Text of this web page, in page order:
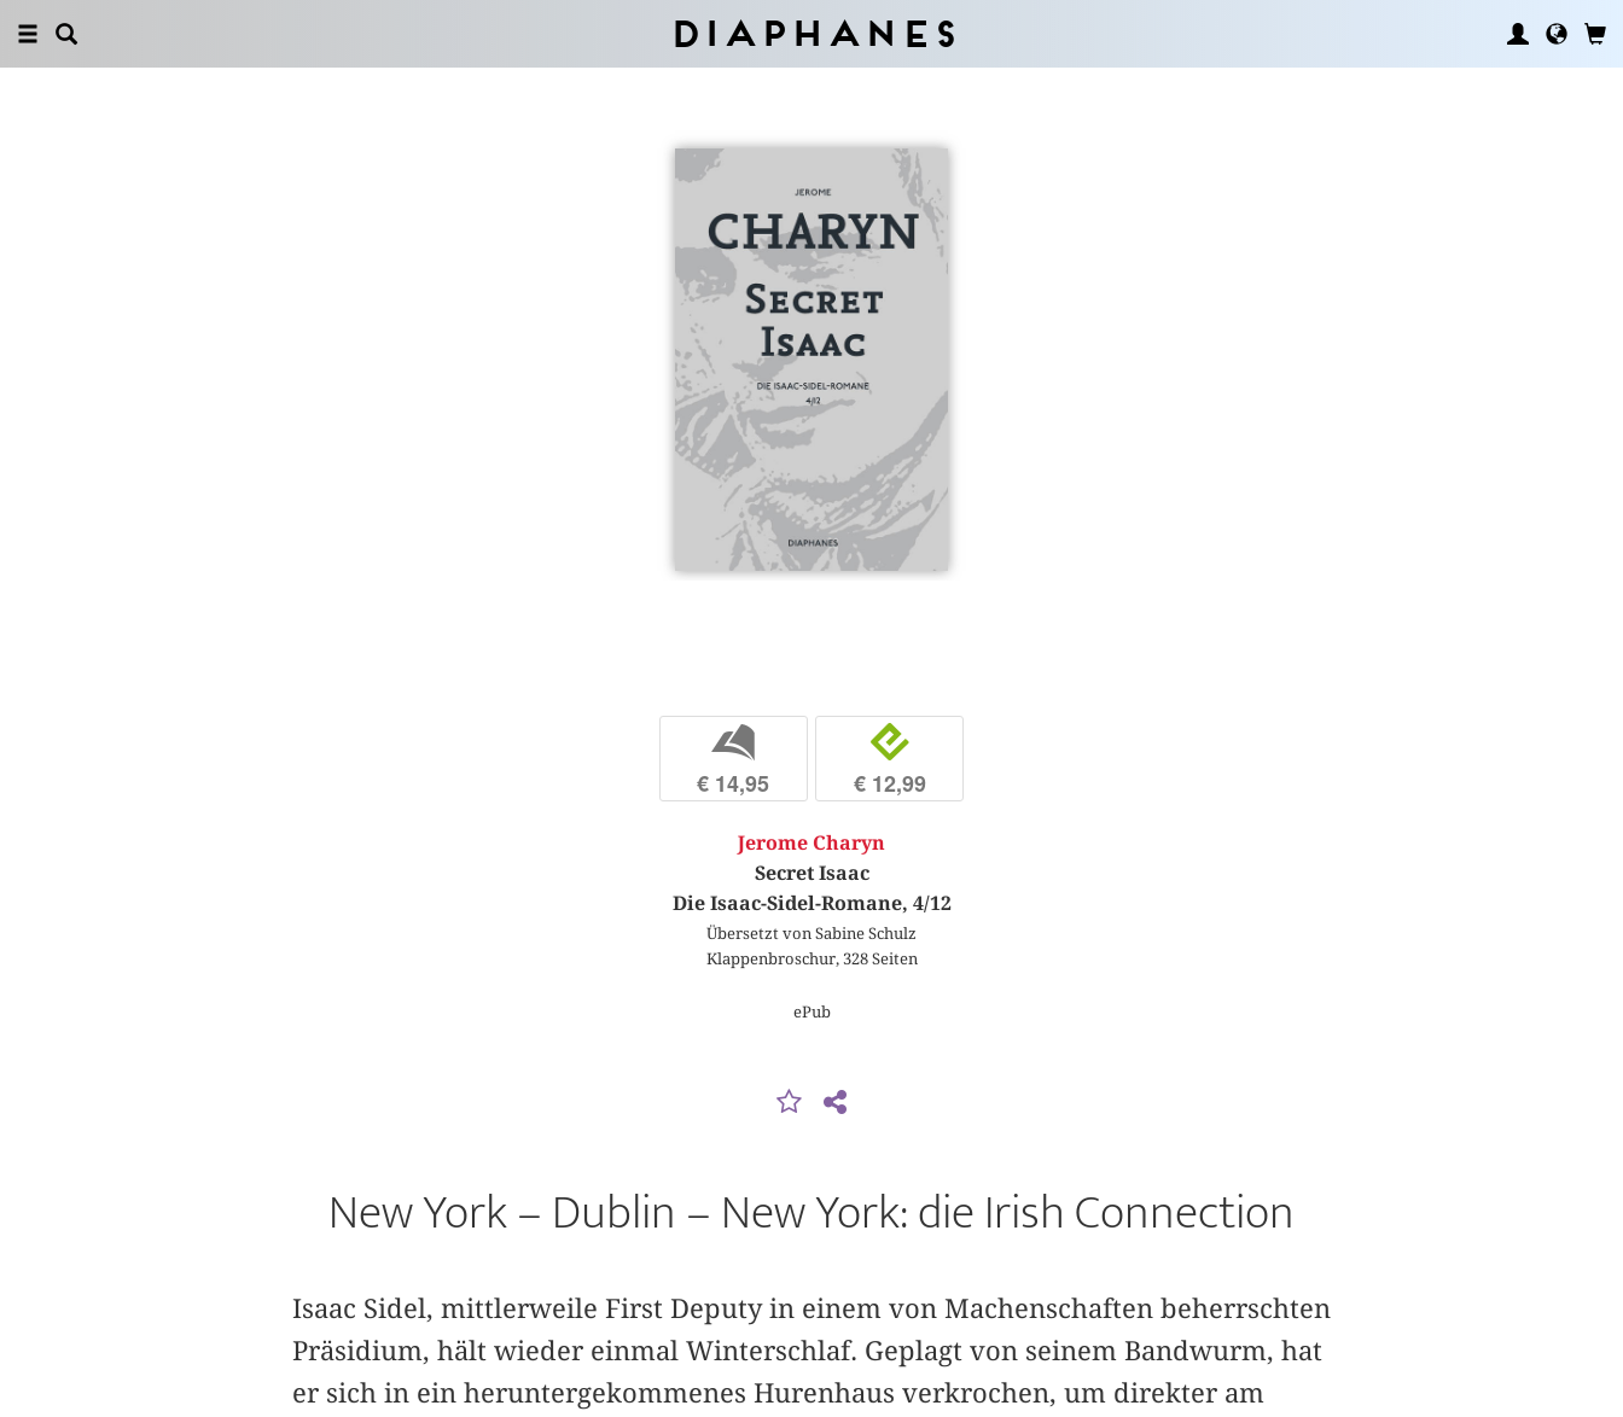
Diaphanes
b
€ 14,95
e
€ 12,99
Jerome Charyn
Secret Isaac
Die Isaac-Sidel-Romane, 4/12
Übersetzt von Sabine Schulz
Klappenbroschur, 328 Seiten
ePub
New York – Dublin – New York: die Irish Connection
Isaac Sidel, mittlerweile First Deputy in einem von Machenschaften beherrschten
Präsidium, hält wieder einmal Winterschlaf. Geplagt von seinem Bandwurm, hat
er sich in ein heruntergekommenes Hurenhaus verkrochen, um direkter am